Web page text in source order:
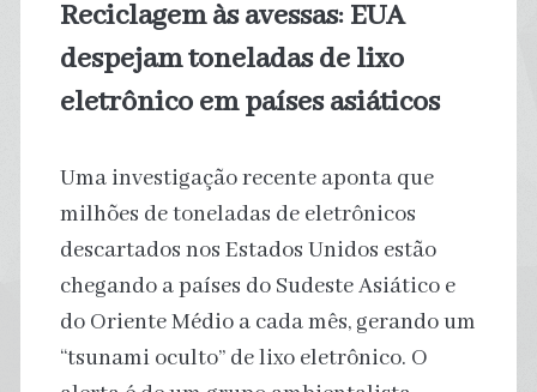
Reciclagem às avessas: EUA
despejam toneladas de lixo
eletrônico em países asiáticos
Uma investigação recente aponta que
milhões de toneladas de eletrônicos
descartados nos Estados Unidos estão
chegando a países do Sudeste Asiático e
do Oriente Médio a cada mês, gerando um
“tsunami oculto” de lixo eletrônico. O